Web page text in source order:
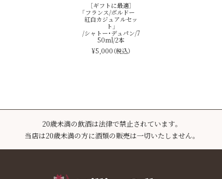
［ギフトに最適］
「フランス/ボルドー
紅白カジュアルセッ
ト」
/シャトー・デュパン/7
50ml/2本
¥5,000（税込）
20歳未満の飲酒は法律で禁止されています。
当店は20歳未満の方に酒類の販売は一切いたしません。